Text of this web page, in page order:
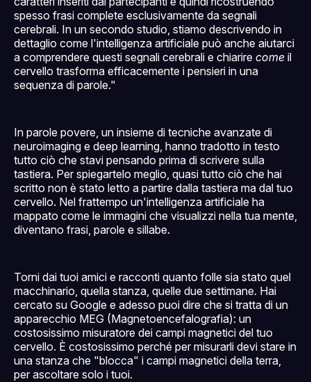
spesso frasi complete esclusivamente da segnali
cerebrali. In un secondo studio, stiamo descrivendo in
dettaglio come l'intelligenza artificiale può anche aiutarci
a comprendere questi segnali cerebrali e chiarire come il
cervello trasforma efficacemente i pensieri in una
sequenza di parole."
In parole povere, un insieme di tecniche avanzate di
neuroimaging e deep learning, hanno tradotto in testo
tutto ciò che stavi pensando prima di scrivere sulla
tastiera. Per spiegartelo meglio, quasi tutto ciò che hai
scritto non è stato letto a partire dalla tastiera ma dal tuo
cervello. Nel frattempo un'intelligenza artificiale ha
mappato come le immagini che visualizzi nella tua mente,
diventano frasi, parole e sillabe.
Torni dai tuoi amici e racconti quanto folle sia stato quel
macchinario, quella stanza, quelle due settimane. Hai
cercato su Google e adesso puoi dire che si tratta di un
apparecchio MEG (Magnetoencefalografia): un
costosissimo misuratore dei campi magnetici del tuo
cervello. È costosissimo perché per misurarli devi stare in
una stanza che "blocca" i campi magnetici della terra,
per ascoltare solo i tuoi.